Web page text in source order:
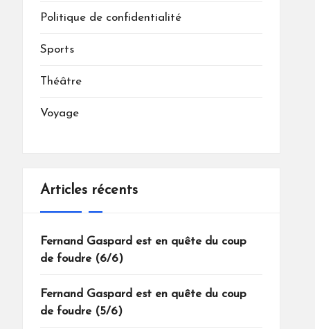
Politique de confidentialité
Sports
Théâtre
Voyage
Articles récents
Fernand Gaspard est en quête du coup
de foudre (6/6)
Fernand Gaspard est en quête du coup
de foudre (5/6)